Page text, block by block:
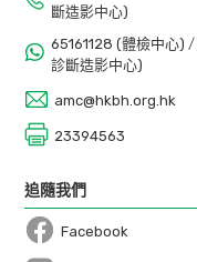
斷造影中心)
65161128 (體檢中心) /
診斷造影中心)
amc@hkbh.org.hk
23394563
追隨我們
Facebook